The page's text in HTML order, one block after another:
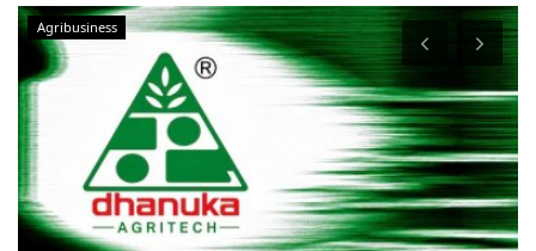
Agribusiness